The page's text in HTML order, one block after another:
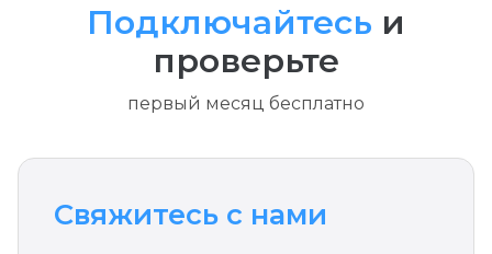
Подключайтесь и
проверьте
первый месяц бесплатно
Свяжитесь с нами